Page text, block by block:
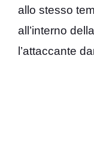
allo stesso
all’interno
l’attaccante